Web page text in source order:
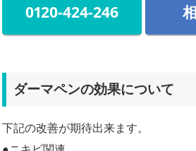
0120-424-246
ダーマペンの効果について
下記の改善が期待出来ます。